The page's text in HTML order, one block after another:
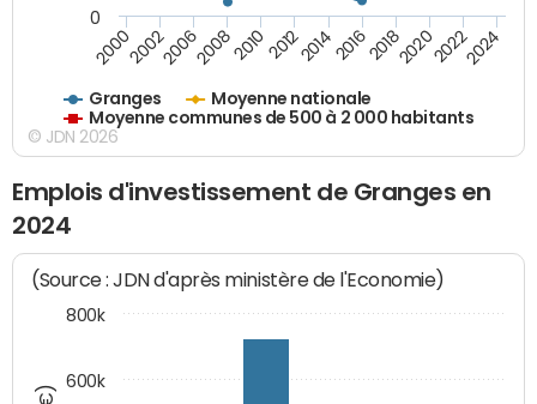
Granges
Moyenne nationale
Moyenne communes de 500 à 2 000 habitants
200020022006200820102012201420162018202020222024
0
© JDN 2026
Emplois d'investissement de Granges en
2024
(Source : JDN d'après ministère de l'Economie)
600k
800k